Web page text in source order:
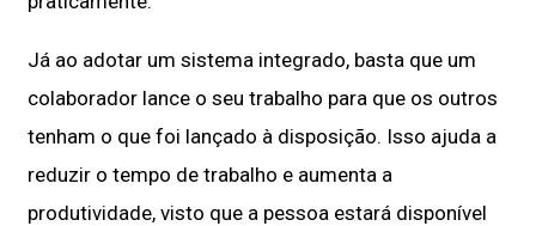
Já ao adotar um sistema integrado, basta que um
colaborador lance o seu trabalho para que os outros
tenham o que foi lançado à disposição. Isso ajuda a
reduzir o tempo de trabalho e aumenta a
produtividade, visto que a pessoa estará disponível